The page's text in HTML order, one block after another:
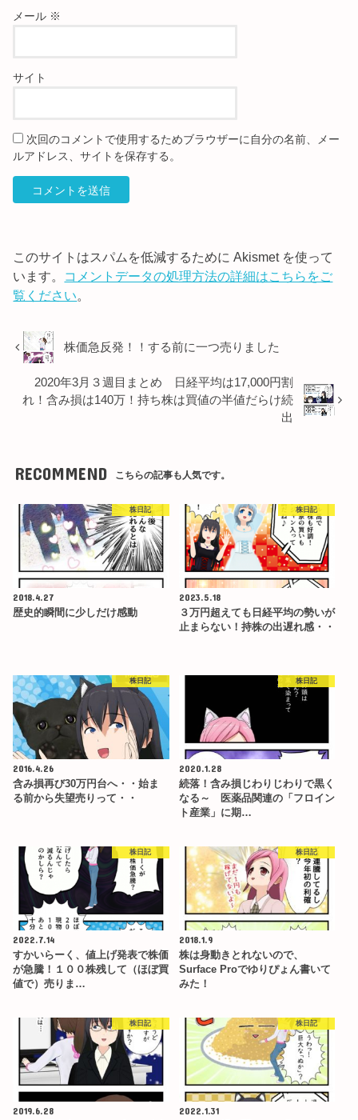
メール ※
サイト
次回のコメントで使用するためブラウザーに自分の名前、メー
ルアドレス、サイトを保存する。
このサイトはスパムを低減するために Akismet を使って
います。 コメントデータの処理方法の詳細はこちらをご
覧ください。
株価急反発！！する前に一つ売りました
2020年3月３週目まとめ 日経平均は17,000円割
れ！含み損は140万！持ち株は買値の半値だらけ続
出
RECOMMEND こちらの記事も人気です。
株日記
2018.4.27
歴史的瞬間に少しだけ感動
株日記
2023.5.18
３万円超えても日経平均の勢いが
止まらない！持株の出遅れ感・・
株日記
2016.4.26
含み損再び30万円台へ・・始ま
る前から失望売りって・・
株日記
2020.1.28
続落！含み損じわりじわりで黒く
なる～ 医薬品関連の「フロイン
ト産業」に期…
株日記
2022.7.14
すかいらーく、値上げ発表で株価
が急騰！１００株残して（ほぼ買
値で）売りま…
株日記
2018.1.9
株は身動きとれないので、
Surface Proでゆりぴょん書いて
みた！
株日記
2019.6.28
株日記
2022.1.31